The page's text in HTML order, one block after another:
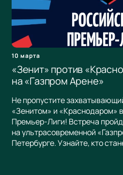
10 марта
«Зенит» против
на «Газпром Арене»
Не пропустите
«Зенитом» и «Краснодаром»
Премьер-Лиги! Встреча
на ультрасовременной
Петербурге. Узнайте, кто